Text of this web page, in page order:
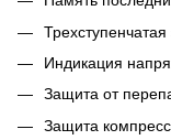
Индикация
Защита от
Защита